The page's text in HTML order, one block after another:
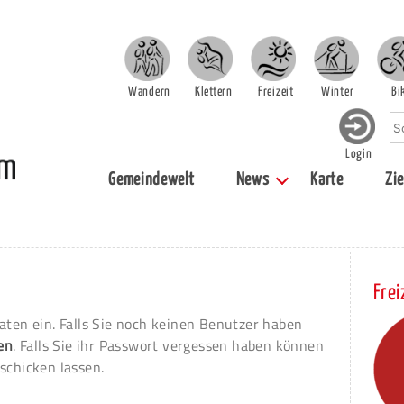
Wandern Klettern Freizeit Winter
Login
Gemeindewelt News Karte
ein. Falls Sie noch keinen Benutzer haben
. Falls Sie ihr Passwort vergessen haben können
lassen.